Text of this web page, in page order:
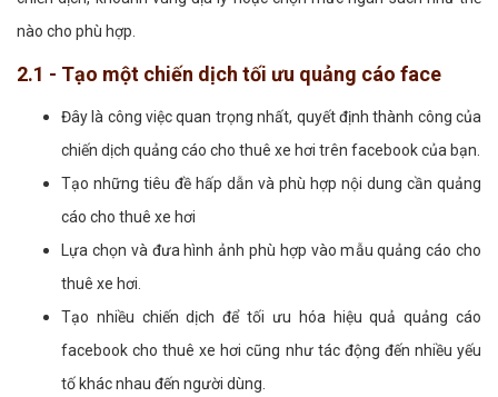
nào cho phù hợp.
2.1 - Tạo một chiến dịch tối ưu quảng cáo face
Đây là công việc quan trọng nhất, quyết định thành công của
chiến dịch quảng cáo cho thuê xe hơi trên facebook của bạn.
Tạo những tiêu đề hấp dẫn và phù hợp nội dung cần quảng
cáo cho thuê xe hơi
Lựa chọn và đưa hình ảnh phù hợp vào mẫu quảng cáo cho
thuê xe hơi.
Tạo nhiều chiến dịch để tối ưu hóa hiệu quả quảng cáo
facebook cho thuê xe hơi cũng như tác động đến nhiều yếu
tố khác nhau đến người dùng.